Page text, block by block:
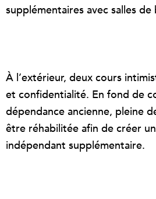
supplémentaires avec salles de
À l’extérieur, deux cours
et confidentialité. En fond de
dépendance ancienne, pleine
être réhabilitée afin de créer
indépendant supplémentaire.